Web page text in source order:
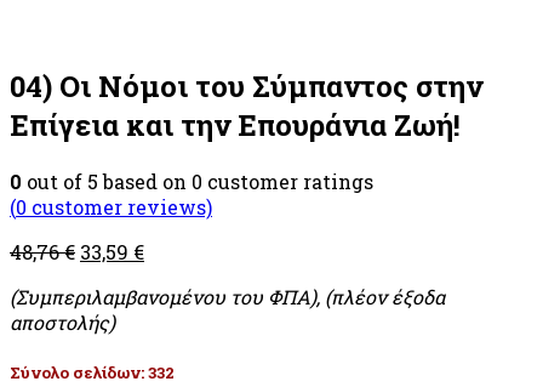
04) Οι Νόμοι του Σύμπαντος στην
Επίγεια και την Επουράνια Ζωή!
0 out of 5based on 0 customer ratings
(0 customer reviews)
48,76€ 33,59 €
(Συμπεριλαμβανομένου του ΦΠΑ), (πλέον έξοδα
αποστολής)
Σύνολο σελίδων: 332